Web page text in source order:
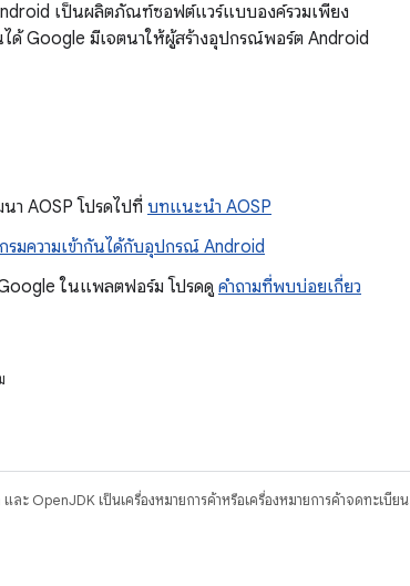
เป็นผลิตภัณฑ์ซอฟต์แวร์แบบองค์รวมเพียง
ได้ Google มีเจตนาให้ผู้สร้างอุปกรณ์พอร์ต Android
า AOSP โปรดไปที่ บทแนะนำ AOSP
รมความเข้ากันได้กับอุปกรณ์ Android
ในแพลตฟอร์ม โปรดดูคำถามที่พบบ่อยเกี่ยว
ละ OpenJDK เป็นเครื่องหมายการค้าหรือเครื่องหมายการค้าจดทะเบียน